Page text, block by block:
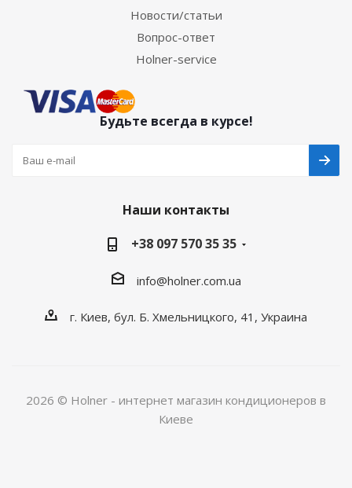
Новости/статьи
Вопрос-ответ
Holner-service
Будьте всегда в курсе!
Наши контакты
+38 097 570 35 35
info@holner.com.ua
г. Киев, бул. Б. Хмельницкого, 41, Украина
2026 © Holner - интернет магазин кондиционеров в
Киеве